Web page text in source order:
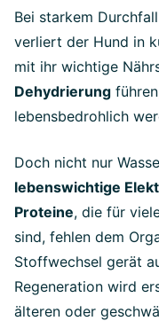
Bei starkem
verliert der Hund in
mit ihr wichtige
Dehydrierung
lebensbedrohlich
Doch nicht nur
lebenswichtige
Proteine, die für
sind, fehlen dem
Stoffwechsel gerät
Regeneration wird
älteren oder